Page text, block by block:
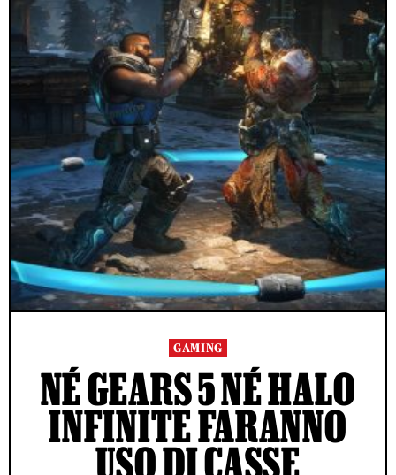
GAMING
NÉ GEARS 5 NÉ HALO
INFINITE FARANNO
USO DI CASSE